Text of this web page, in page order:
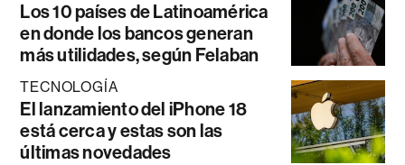
Los 10 países de Latinoamérica
en donde los bancos generan
más utilidades, según Felaban
TECNOLOGÍA
El lanzamiento del iPhone 18
está cerca y estas son las
últimas novedades